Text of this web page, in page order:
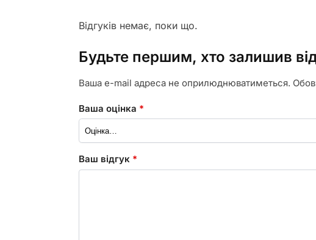
Відгуків немає, поки що.
Будьте першим, хто залишив
Ваша e-mail адреса не оприлюднюватиметься.
Ваша оцінка *
Ваш відгук *